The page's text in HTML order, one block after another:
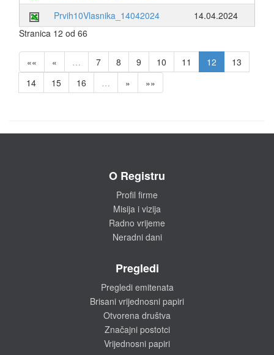
Prvih10Vlasnika_14042024
14.04.2024
Stranica 12 od 66
«« « … 7 8 9 10 11 12
13
14
15 16 … » »»
O Registru
Profil firme
Misija i vizija
Radno vrijeme
Neradni dani
Pregledi
Pregledi emitenata
Brisani vrijednosni papiri
Otvorena društva
Značajni postotci
Vrijednosni papiri